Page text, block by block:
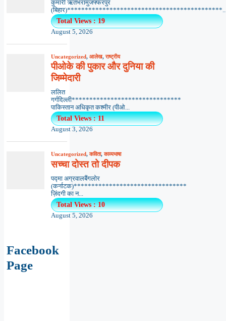
कुमारी ऋतंभरामुजफ्फरपुर
Total Views : 19
August 5, 2026
Uncategorized, आलेख,राष्ट्रीय
पीओके की पुकार और दुनिया की
जिम्मेदारी
ललित
गर्गदिल्ली*******************************
पाकिस्तान अधिकृत कश्मीर (पीओ...
Total Views : 11
August 3, 2026
Uncategorized,कविता,काव्यभाषा
सच्चा दोस्त तो दीपक
पद्मा अग्रवालबैंगलोर
(कर्नाटक)********************************
ज़िंदगी का न...
Total Views : 10
August 5, 2026
Facebook
Page